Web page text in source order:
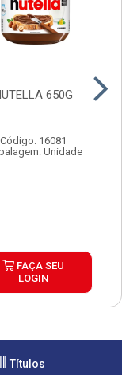
650G
Código: 16081
Unidade
FAÇA SEU
LOGIN
Títulos